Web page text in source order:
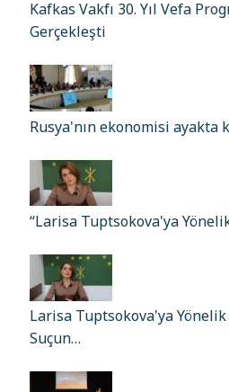
Kafkas Vakfı 30. Yıl Vefa
Gerçekleşti
Rusya'nın ekonomisi ayakta
“Larisa Tuptsokova'ya
Larisa Tuptsokova'ya
Suçun…